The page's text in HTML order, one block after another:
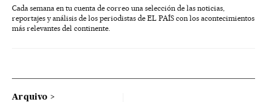
Cada semana en tu cuenta de correo una selección de las noticias,
reportajes y análisis de los periodistas de EL PAÍS con los acontecimientos
más relevantes del continente.
Arquivo